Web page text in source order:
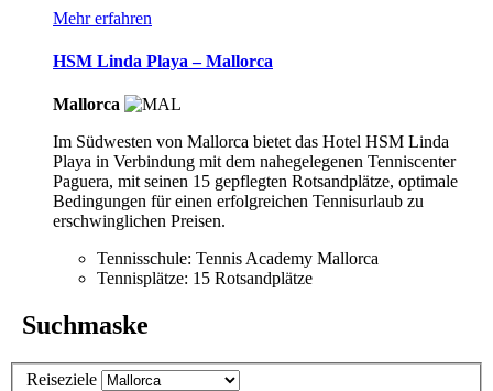
Mehr erfahren
HSM Linda Playa – Mallorca
Mallorca
Im Südwesten von Mallorca bietet das Hotel HSM Linda
Playa in Verbindung mit dem nahegelegenen Tenniscenter
Paguera, mit seinen 15 gepflegten Rotsandplätze, optimale
Bedingungen für einen erfolgreichen Tennisurlaub zu
erschwinglichen Preisen.
Tennisschule: Tennis Academy Mallorca
Tennisplätze: 15 Rotsandplätze
Suchmaske
Reiseziele